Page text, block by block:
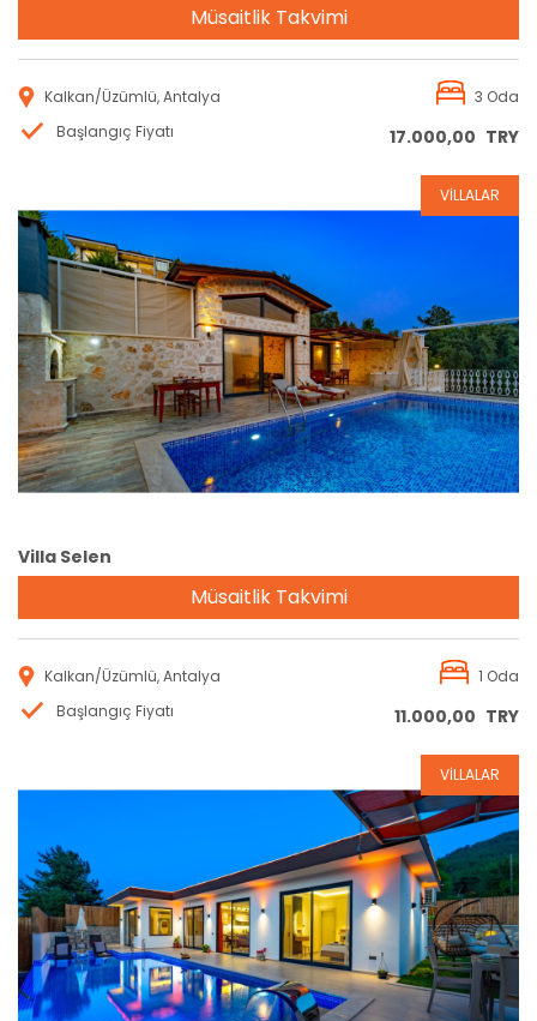
Müsaitlik Takvimi
Kalkan/Üzümlü, Antalya
3 Oda
Başlangıç Fiyatı
17.000,00 TRY
Rezervasyon
VİLLALAR
Villa Selen
Müsaitlik Takvimi
Kalkan/Üzümlü, Antalya
1 Oda
Başlangıç Fiyatı
11.000,00 TRY
Rezervasyon
VİLLALAR